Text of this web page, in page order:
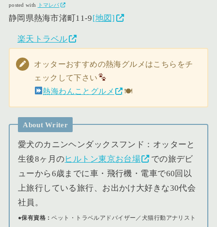
posted with トマレバ
静岡県熱海市渚町11-9 [地図]
楽天トラベル
オッターおすすめの熱海グルメはこちらをチ
ェックして下さい
熱海わんことグルメ
🍽
About Writer
愛犬のカニンヘンダックスフンド：オッターと
生後8ヶ月のヒルトン東京お台場
での旅デビ
ューから6歳までに車・飛行機・電車で60回以
上旅行している旅行、お出かけ大好きな30代会
社員。
●保有資格：ペット・トラベルアドバイザー／犬猫行動アナリスト